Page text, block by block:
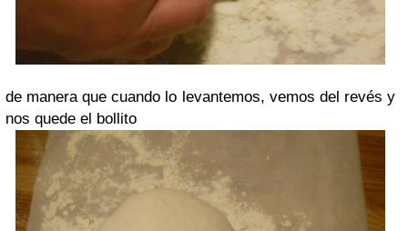
de manera que cuando lo levantemos, vemos del revés y
nos quede el bollito